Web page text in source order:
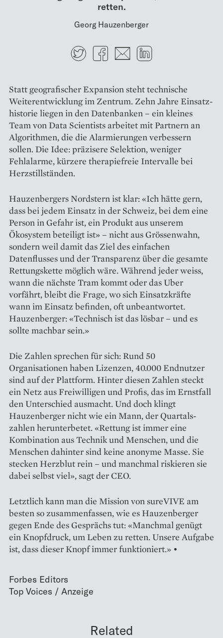
retten.
Georg Hauzenberger
TwitterFacebook
E-mail
Statt geografischer Expansion steht technische
Weiterentwicklung im Zentrum. Zehn Jahre Einsatz­
historie liegen in den Datenbanken – ein kleines
Team von Data Scientists arbeitet mit Partnern an
Algorithmen, die die Alarmierungen verbessern
sollen. Die Idee: präzisere Selektion, weniger
Fehlalarme, kürzere therapiefreie Intervalle bei
Herzstillständen.
Hauzenbergers Nordstern ist klar: «Ich hätte gern,
dass bei jedem Einsatz in der Schweiz, bei dem eine
Person in Gefahr ist, ein Produkt aus unserem
Ökosystem beteiligt ist» – nicht aus Grössenwahn,
sondern weil damit das Ziel des einfachen
Datenflusses und der Transparenz über die gesamte
Rettungskette möglich wäre. Während jeder weiss,
wann die nächste Tram kommt oder das Uber
vorfährt, bleibt die Frage, wo sich Einsatzkräfte
wann im Einsatz befinden, oft unbeantwortet.
Hauzenberger: «Technisch ist das lösbar – und es
sollte machbar sein.»
Die Zahlen sprechen für sich: Rund 50
Organisationen haben Lizenzen, 40.000 Endnutzer
sind auf der Plattform. Hinter diesen Zahlen steckt
ein Netz aus Freiwilligen und Profis, das im Ernstfall
den Unterschied ausmacht. Und doch klingt
Hauzenberger nicht wie ein Mann, der Quartals­
zahlen herunterbetet. «Rettung ist immer eine
Kombination aus Technik und Menschen, und die
Menschen dahinter sind keine anonyme Masse. Sie
stecken Herzblut rein – und manchmal riskieren sie
dabei selbst viel», sagt der CEO.
Letztlich kann man die Mission von sureVIVE am
besten so zusammenfassen, wie es Hauzenberger
gegen Ende des Gesprächs tut: «Manchmal genügt
ein Knopfdruck, um Leben zu retten. Unsere Aufgabe
ist, dass dieser Knopf immer funktioniert.» •
Forbes Editors
Related